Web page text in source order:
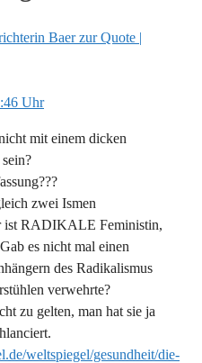
Baer zur Quote |
Uhr
mit einem dicken
zwei Ismen
ist RADIKALE Feministin,
es nicht mal einen
des Radikalismus
verwehrte?
zu gelten, man hat sie ja
weltspiegel/gesundheit/die-